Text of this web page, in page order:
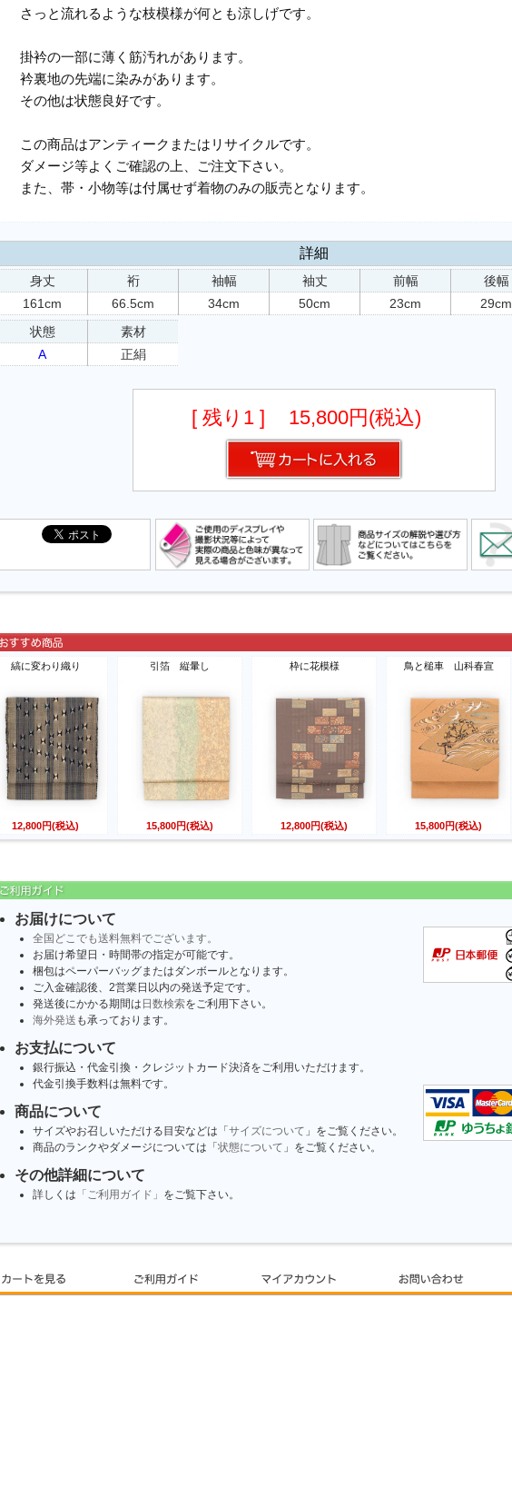
さっと流れるような枝模様が何とも涼しげです。
掛衿の一部に薄く筋汚れがあります。
衿裏地の先端に染みがあります。
その他は状態良好です。
この商品はアンティークまたはリサイクルです。
ダメージ等よくご確認の上、ご注文下さい。
また、帯・小物等は付属せず着物のみの販売となります。
詳細
身丈
161cm
裄
66.5cm
袖幅
34cm
袖丈
50cm
前幅
23cm
後幅
29cm
状態
A
素材
正絹
[ 残り1 ] 15,800円(税込)
縞に変わり織り
12,800円(税込)
引箔 縦暈し
15,800円(税込)
枠に花模様
12,800円(税込)
鳥と槌車 山科春宣
15,800円(税込)
お届けについて
全国どこでも送料無料でございます。
お届け希望日・時間帯の指定が可能です。
梱包はペーパーバッグまたはダンボールとなります。
ご入金確認後、2営業日以内の発送予定です。
発送後にかかる期間は 日数検索をご利用下さい。
海外発送 も承っております。
お支払について
銀行振込・代金引換・クレジットカード決済をご利用いただけます。
代金引換手数料は無料です。
商品について
サイズやお召しいただける目安などは「サイズについて 」をご覧ください。
商品のランクやダメージについては「状態について 」をご覧ください。
その他詳細について
詳しくは 「ご利用ガイド」 をご覧下さい。